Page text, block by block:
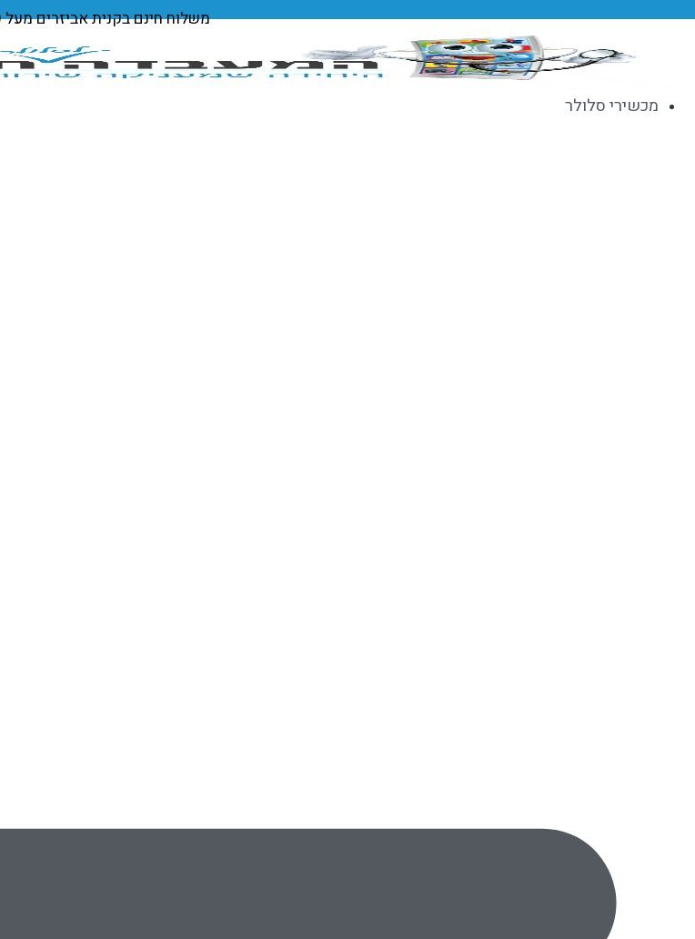
משלוח חינםבקנית אביזרים מעל 400 ₪
מכשירי סלולר